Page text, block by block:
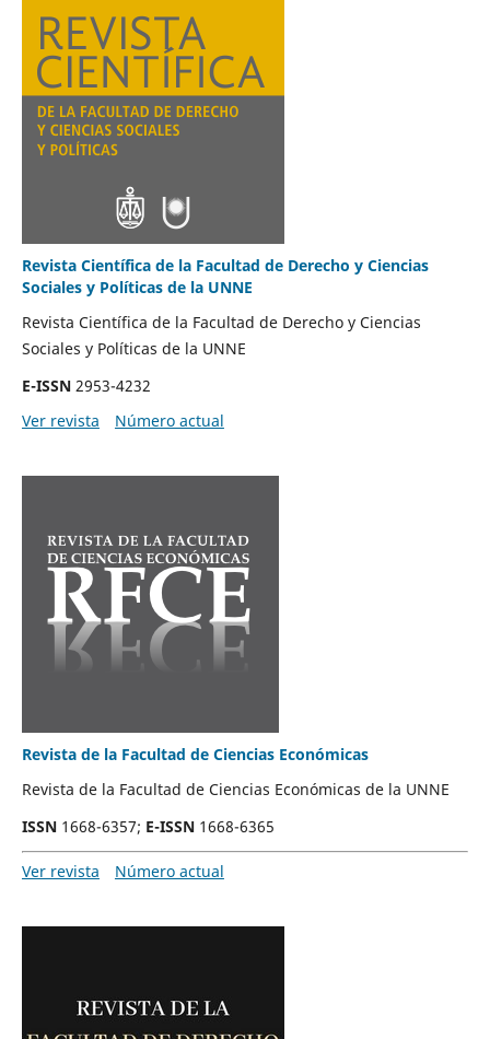
Revista Científica de la Facultad de Derecho y Ciencias
Sociales y Políticas de la UNNE
Revista Científica de la Facultad de Derecho y Ciencias
Sociales y Políticas de la UNNE
E-ISSN2953-4232
Ver revista
Número actual
Revista de la Facultad de Ciencias Económicas
Revista de la Facultad de Ciencias Económicas de la UNNE
ISSN 1668-6357; E-ISSN1668-6365
Ver revista Número actual